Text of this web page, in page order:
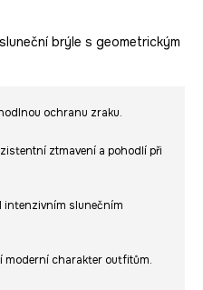
brýle s geometrickým
ochranu zraku.
ztmavení a pohodlí při
intenzivním slunečním
moderní charakter outfitům.